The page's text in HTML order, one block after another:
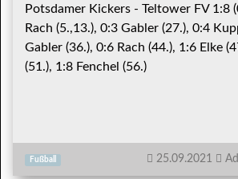
Potsdamer Kickers - Teltower FV 1:8
Rach (5.,13.), 0:3 Gabler (27.), 0:4
Gabler (36.), 0:6 Rach (44.), 1:6 Elke
(51.), 1:8 Fenchel (56.)
Fußball 25.09.2021